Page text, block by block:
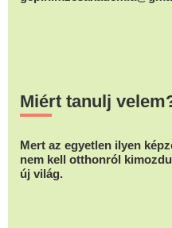
Miért tanulj
Mert az egyetlen ilyen
nem kell otthonról
új világ.